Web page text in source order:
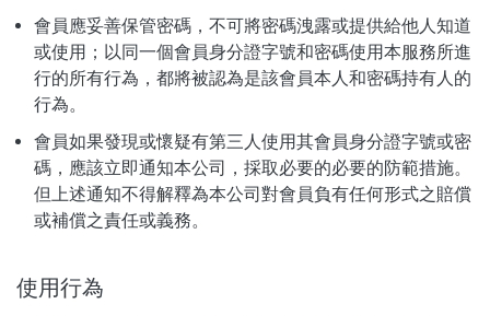
會員應妥善保管密碼，不可將密碼洩露或提供給他人知道
或使用；以同一個會員身分證字號和密碼使用本服務所進
行的所有行為，都將被認為是該會員本人和密碼持有人的
行為。
會員如果發現或懷疑有第三人使用其會員身分證字號或密
碼，應該立即通知本公司，採取必要的必要的防範措施。
但上述通知不得解釋為本公司對會員負有任何形式之賠償
或補償之責任或義務。
使用行為